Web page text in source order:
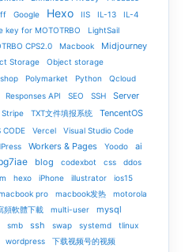
Google Hexo IIS IL-13
IL-4
key for MOTOTRBO
LightSail
CPS2.0 Macbook Midjourney
Storage Object storage
Polymarket Python Qcloud
Responses API SEO SSH Server
Stripe TXT文件填报系统 TencentOS
CODE Vercel
Visual Studio Code
Workers & Pages Yoodo ai
blog codexbot css
ddos
hexo iPhone illustrator
ios15
pro macbook发热
motorola
頻軟體下載 multi-user mysql
smb ssh swap systemd tlinux
wordpress 下载视频号的视频